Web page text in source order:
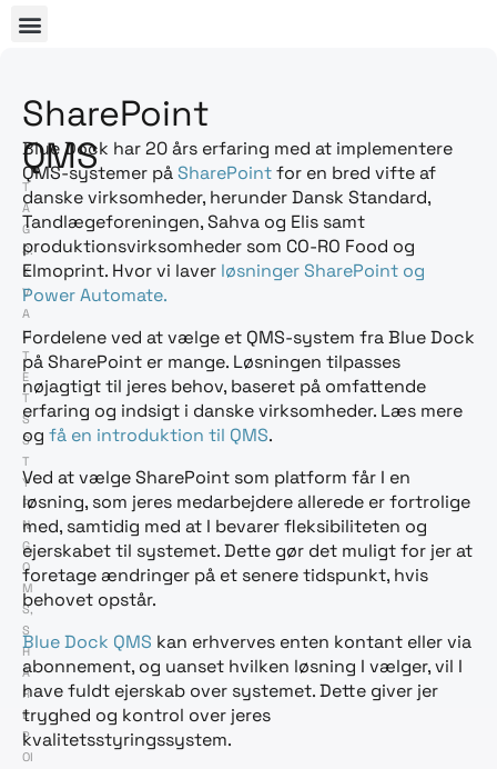
SharePoint
QMS
T
A
G
S:
K
V
A
LI
T
E
T
S
S
T
Y
RI
N
G,
Q
M
S,
S
H
A
R
E
P
OI
Blue Dock har 20 års erfaring med at implementere
QMS-systemer påSharePointfor en bred vifte af
danske virksomheder, herunder Dansk Standard,
Tandlægeforeningen, Sahva og Elis samt
produktionsvirksomheder som CO-RO Food og
Elmoprint. Hvor vi laver løsninger SharePoint og
Power Automate.
Fordelene ved at vælge et QMS-system fra Blue Dock
på SharePoint er mange. Løsningen tilpasses
nøjagtigt til jeres behov, baseret på omfattende
erfaring og indsigt i danske virksomheder. Læs mere
og få en introduktion til QMS.
Ved at vælge SharePoint som platform får I en
løsning, som jeres medarbejdere allerede er fortrolige
med, samtidig med at I bevarer fleksibiliteten og
ejerskabet til systemet. Dette gør det muligt for jer at
foretage ændringer på et senere tidspunkt, hvis
behovet opstår.
Blue Dock QMS kan erhverves enten kontant eller via
abonnement, og uanset hvilken løsning I vælger, vil I
have fuldt ejerskab over systemet. Dette giver jer
tryghed og kontrol over jeres
kvalitetsstyringssystem.